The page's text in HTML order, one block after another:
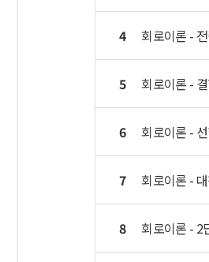
4 회로이론 -
5 회로이론 -
6 회로이론 -
7 회로이론 -
8 회로이론 - 2